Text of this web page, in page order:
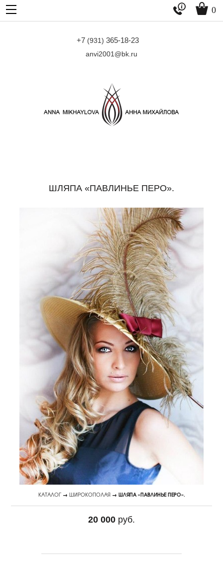
+7 (931) 365-18-23
anvi2001@bk.ru
  0
ШЛЯПА «ПАВЛИНЬЕ ПЕРО».
КАТАЛОГ→ ШИРОКОПОЛАЯ→ ШЛЯПА «ПАВЛИНЬЕ ПЕРО».
20 000руб.